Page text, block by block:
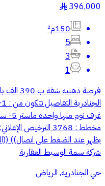
396,000
§
150م²
5
3
1
فرصة
يظهر عند الضغط على اتصال))
شركة سمة الوسيط العقارية
حي الجنادرية, الرياض